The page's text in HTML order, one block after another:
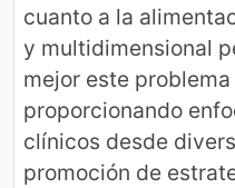
cuanto a la
y multidimensional
mejor este
proporcionando
clínicos desde
promoción de